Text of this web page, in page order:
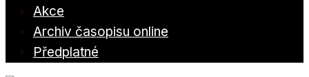
Akce
Archiv časopisu online
Předplatné